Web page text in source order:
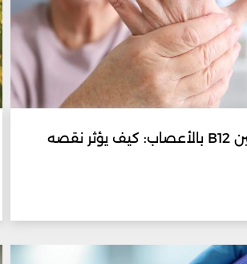
علاقة فيتامين B12 بالأعصاب: كيف يؤثر نقصه